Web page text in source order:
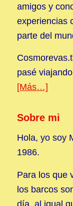
amigos y
experiencias
parte del
pasé viajando
[Más…]
Sobre mi
Hola, yo soy
1986.
Para los que
los barcos
día, al igual